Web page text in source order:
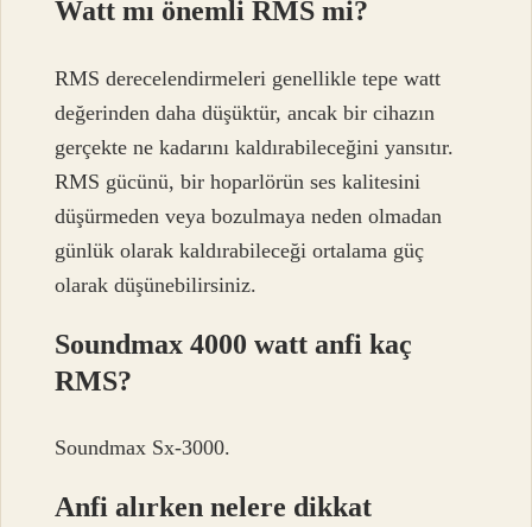
Watt mı önemli RMS mi?
RMS derecelendirmeleri genellikle tepe watt
değerinden daha düşüktür, ancak bir cihazın
gerçekte ne kadarını kaldırabileceğini yansıtır.
RMS gücünü, bir hoparlörün ses kalitesini
düşürmeden veya bozulmaya neden olmadan
günlük olarak kaldırabileceği ortalama güç
olarak düşünebilirsiniz.
Soundmax 4000 watt anfi kaç
RMS?
Soundmax Sx-3000.
Anfi alırken nelere dikkat